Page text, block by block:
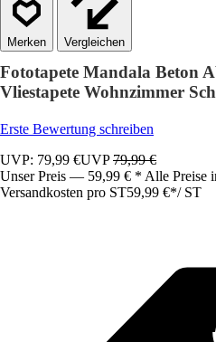
Vergleichen
Fototapete Mandala Beton
Vliestapete Wohnzimmer
Erste Bewertung schreiben
UVP: 79,99 €UVP79,99 €
Unser Preis — 59,99 € * Alle Preise
Versandkosten pro ST59,99 €*/ ST